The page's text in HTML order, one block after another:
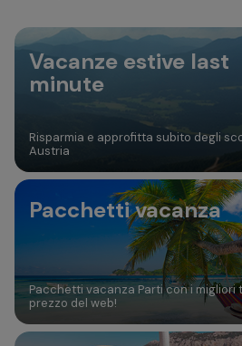
Aggiungi camera
Vacanze estive last
minute
Risparmia e approfitta subito degli
Austria
Pacchetti vacanza
Pacchetti vacanza Parti con i migliori
prezzo del web!